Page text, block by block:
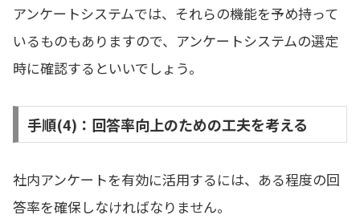
アンケートシステムでは、それらの機能を予め持って
いるものもありますので、アンケートシステムの選定
時に確認するといいでしょう。
手順(4)：回答率向上のための工夫を考える
社内アンケートを有効に活用するには、ある程度の回
答率を確保しなければなりません。